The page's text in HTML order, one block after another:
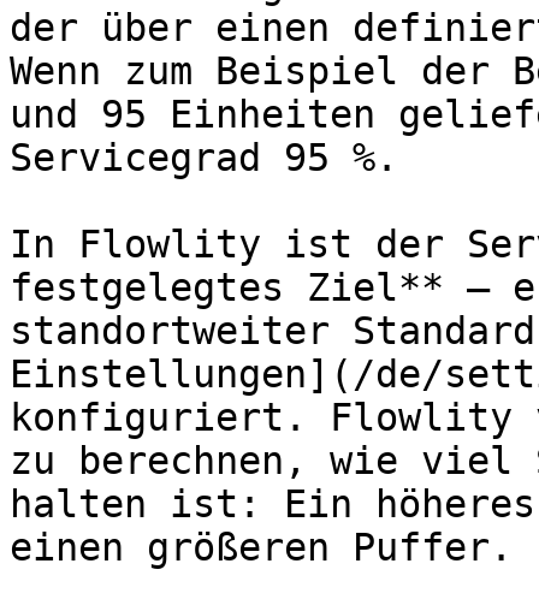
der über einen
Wenn zum Beispiel der
und 95 Einheiten
Servicegrad 95 %.
In Flowlity ist der
festgelegtes Ziel** —
standortweiter
Einstellungen](/de/
konfiguriert. Flowlity
zu berechnen, wie viel
halten ist: Ein
einen größeren Puffer.